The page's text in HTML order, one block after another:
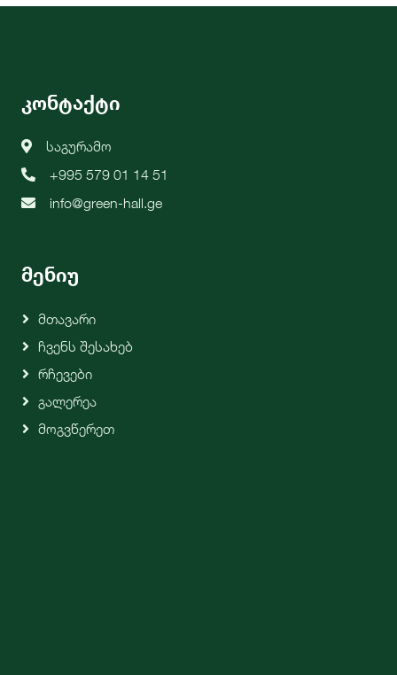
კონტაქტი
საგურამო
+995 579 01 14 51
info@green-hall.ge
მენიუ
Მთავარი
Ჩვენს Შესახებ
Რჩევები
Გალერეა
Მოგვწერეთ